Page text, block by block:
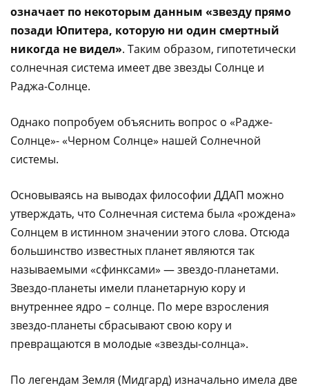
означает по некоторым данным «звезду прямо
позади Юпитера, которую ни один смертный
никогда не видел». Таким образом, гипотетически
солнечная система имеет две звезды Солнце и
Раджа-Солнце.
Однако попробуем объяснить вопрос о «Радже-
Солнце»- «Черном Солнце» нашей Солнечной
системы.
Основываясь на выводах философии ДДАП можно
утверждать, что Солнечная система была «рождена»
Солнцем в истинном значении этого слова. Отсюда
большинство известных планет являются так
называемыми «сфинксами» — звездо-планетами.
Звездо-планеты имели планетарную кору и
внутреннее ядро – солнце. По мере взросления
звездо-планеты сбрасывают свою кору и
превращаются в молодые «звезды-солнца».
По легендам Земля (Мидгард) изначально имела две